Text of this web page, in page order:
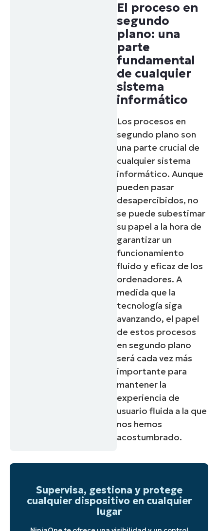
El proceso en
segundo
plano: una
parte
fundamental
de cualquier
sistema
informático
Los procesos en
segundo plano son
una parte crucial de
cualquier sistema
informático. Aunque
pueden pasar
desapercibidos, no
se puede subestimar
su papel a la hora de
garantizar un
funcionamiento
fluido y eficaz de los
ordenadores. A
medida que la
tecnología siga
avanzando, el papel
de estos procesos
en segundo plano
será cada vez más
importante para
mantener la
experiencia de
usuario fluida a la que
nos hemos
acostumbrado.
Supervisa, gestiona y protege
cualquier dispositivo en cualquier
lugar